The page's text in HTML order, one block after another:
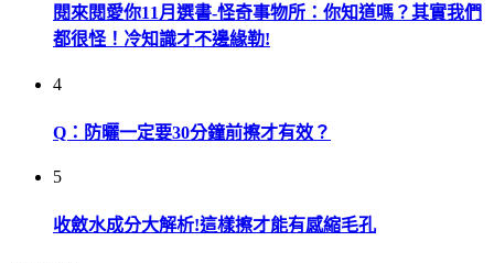
閱來閱愛你11月選書-怪奇事物所：你知道嗎？其實我們
都很怪！冷知識才不邊緣勒!
4
Q：防曬一定要30分鐘前擦才有效？
5
收斂水成分大解析!這樣擦才能有感縮毛孔